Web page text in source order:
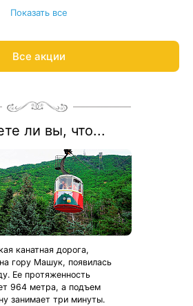
должен пройти в даты 25 июня —
31 июля 2026.
Показать все
Все акции
ли вы, что...
канатная дорога,
гору Машук, появилась
Ее протяженность
964 метра, а подъем
занимает три минуты.